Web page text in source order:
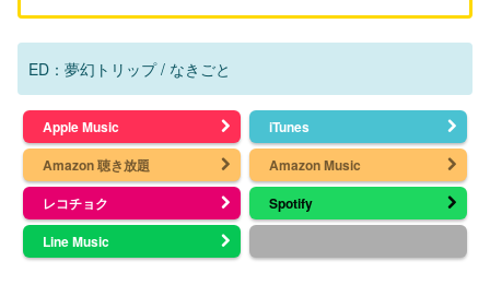
ED：夢幻トリップ / なきごと
Apple Music
iTunes
Amazon 聴き放題
Amazon Music
レコチョク
Spotify
Line Music